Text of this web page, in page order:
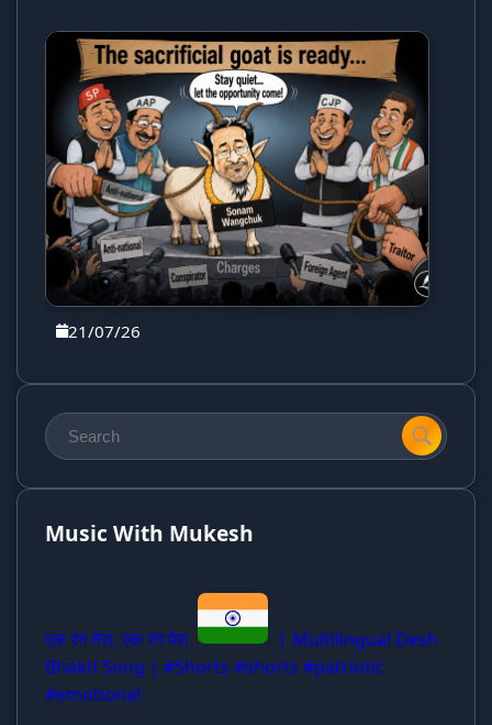
21/07/26
Music With Mukesh
एक रंग तेरा, एक रंग मेरा
| Multilingual Desh
Bhakti Song | #Shorts #shorts #patriotic
#emotional